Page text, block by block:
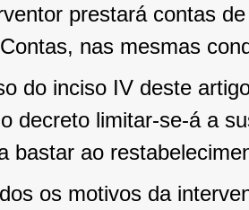
prestará contas
nas mesmas
do inciso IV deste
decreto limitar-se-á a
bastar ao
os motivos da